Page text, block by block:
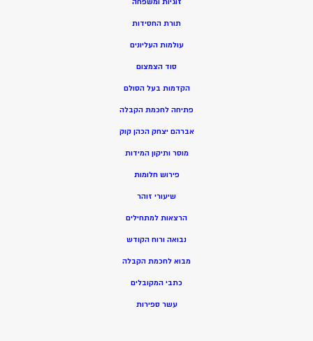
זוגיות ומשפחה
תורת החסידות
עולמות העליונים
סוד הצמצום
הקדמות בעל הסולם
פתיחה לחכמת הקבלה
אברהם יצחק הכהן קוק
מוסר ותיקון המידות
פירוש חלומות
שיעורי זוהר
הרצאות למתחילים
נבואה ורוח הקודש
מבוא לחכמת הקבלה
כתבי המקובלים
עשר ספירות